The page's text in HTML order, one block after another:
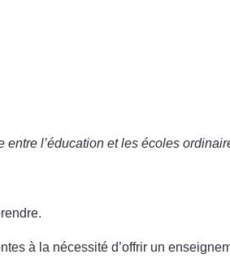
l’éducation et les écoles
à la nécessité d’offrir un